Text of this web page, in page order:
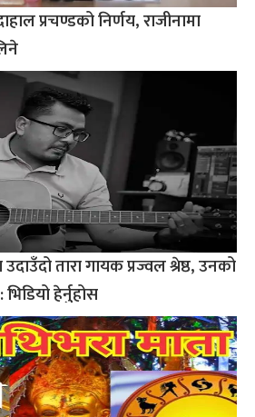
प्रचण्डको निर्णय, राजीनामा
तारा गायक प्रज्वल श्रेष्ठ, उनको
हेर्नुहोस